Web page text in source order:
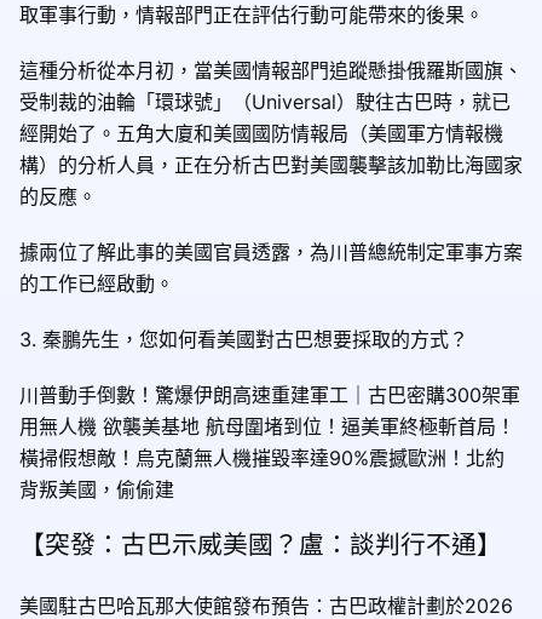
取軍事行動，情報部門正在評估行動可能帶來的後果。
這種分析從本月初，當美國情報部門追蹤懸掛俄羅斯國旗、
受制裁的油輪「環球號」（Universal）駛往古巴時，就已
經開始了。五角大廈和美國國防情報局（美國軍方情報機
構）的分析人員，正在分析古巴對美國襲擊該加勒比海國家
的反應。
據兩位了解此事的美國官員透露，為川普總統制定軍事方案
的工作已經啟動。
3. 秦鵬先生，您如何看美國對古巴想要採取的方式？
川普動手倒數！驚爆伊朗高速重建軍工｜古巴密購300架軍
用無人機 欲襲美基地 航母圍堵到位！逼美軍終極斬首局！
橫掃假想敵！烏克蘭無人機摧毀率達90%震撼歐洲！北約
背叛美國，偷偷建
【突發：古巴示威美國？盧：談判行不通】
美國駐古巴哈瓦那大使館發布預告：古巴政權計劃於2026